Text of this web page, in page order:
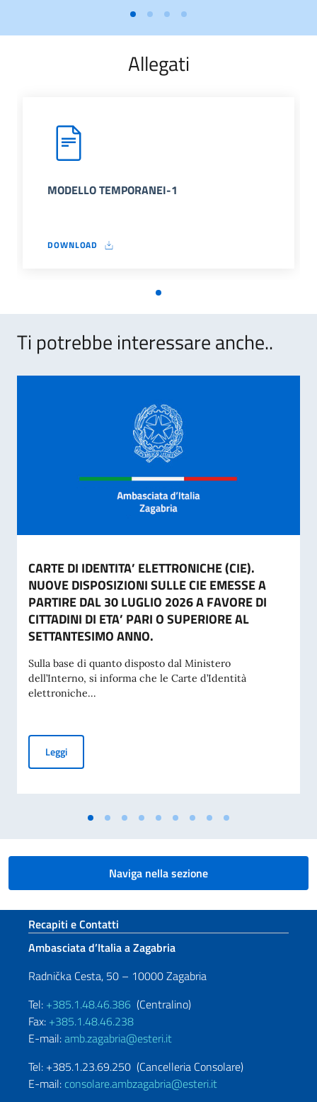
Allegati
MODELLO TEMPORANEI-1
DOWNLOAD
MODELLO TEMPORANEI-1
Ti potrebbe interessare anche..
CARTE DI IDENTITA’ ELETTRONICHE (CIE).
NUOVE DISPOSIZIONI SULLE CIE EMESSE A
PARTIRE DAL 30 LUGLIO 2026 A FAVORE DI
CITTADINI DI ETA’ PARI O SUPERIORE AL
SETTANTESIMO ANNO.
Sulla base di quanto disposto dal Ministero
dell’Interno, si informa che le Carte d’Identità
elettroniche...
LeggiCARTE DI IDENTITA’ ELETTRONICHE (CIE). NUOVE
Naviga nella sezione
Sezione footer
Recapiti e Contatti
Ambasciata d’Italia a Zagabria
Radnička Cesta, 50 – 10000 Zagabria
Tel: +385.1.48.46.386 (Centralino)
Fax: +385.1.48.46.238
E-mail:amb.zagabria@esteri.it
Tel: +385.1.23.69.250 (Cancelleria Consolare)
E-mail: consolare.ambzagabria@esteri.it